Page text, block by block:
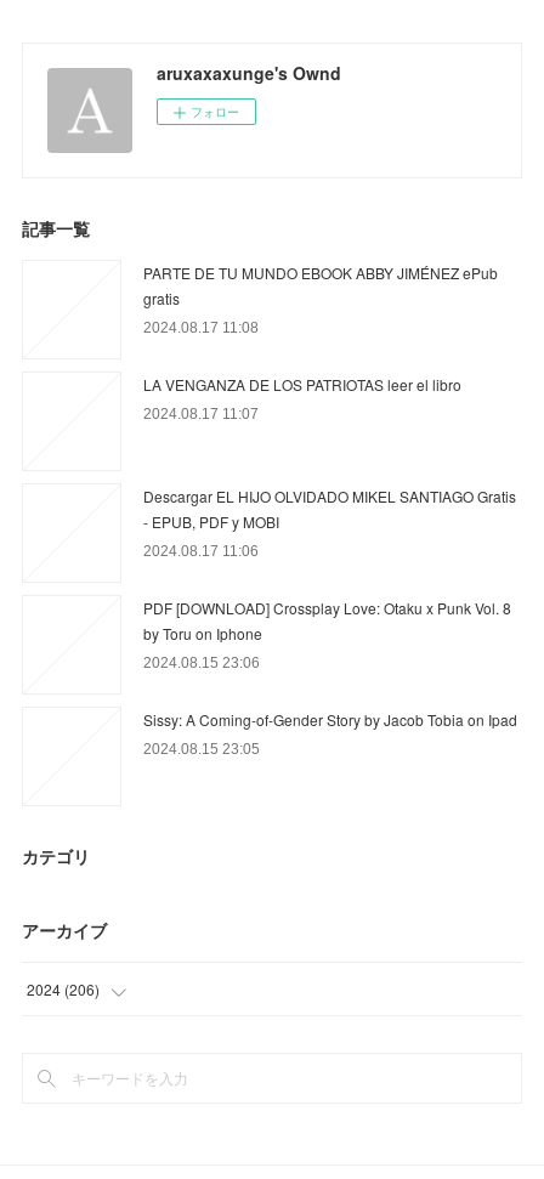
aruxaxaxunge's Ownd
フォロー
記事一覧
PARTE DE TU MUNDO EBOOK ABBY JIMÉNEZ ePub
gratis
2024.08.17 11:08
LA VENGANZA DE LOS PATRIOTAS leer el libro
2024.08.17 11:07
Descargar EL HIJO OLVIDADO MIKEL SANTIAGO Gratis
- EPUB, PDF y MOBI
2024.08.17 11:06
PDF [DOWNLOAD] Crossplay Love: Otaku x Punk Vol. 8
by Toru on Iphone
2024.08.15 23:06
Sissy: A Coming-of-Gender Story by Jacob Tobia on Ipad
2024.08.15 23:05
カテゴリ
アーカイブ
2024 (206)
(